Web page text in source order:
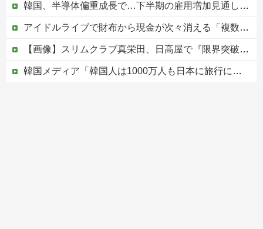
韓国、半導体偏重成長で…下半期の雇用増加見通しは20万人→10万人に半減
アイドルライブで財布から現金が次々消える「複数のお客様より被害報告」警察に相談へ
【画像】スリムクラブ真栄田、日高屋で『限界突破のドカ食い』を披露するｗｗｗｗｗｗ
韓国メディア「韓国人は1000万人も日本に旅行に行ってあげるのに、どうして日本人は韓国に来ないのか」自国に魅力がないのを棚に上げて日本を分析